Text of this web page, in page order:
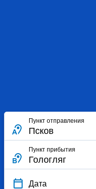
Пункт отправления
Пункт прибытия
Дата